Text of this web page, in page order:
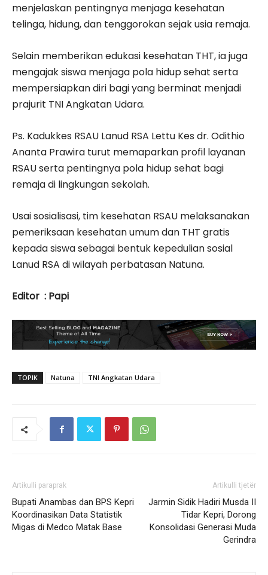
menjelaskan pentingnya menjaga kesehatan
telinga, hidung, dan tenggorokan sejak usia remaja.
Selain memberikan edukasi kesehatan THT, ia juga
mengajak siswa menjaga pola hidup sehat serta
mempersiapkan diri bagi yang berminat menjadi
prajurit TNI Angkatan Udara.
Ps. Kadukkes RSAU Lanud RSA Lettu Kes dr. Odithio
Ananta Prawira turut memaparkan profil layanan
RSAU serta pentingnya pola hidup sehat bagi
remaja di lingkungan sekolah.
Usai sosialisasi, tim kesehatan RSAU melaksanakan
pemeriksaan kesehatan umum dan THT gratis
kepada siswa sebagai bentuk kepedulian sosial
Lanud RSA di wilayah perbatasan Natuna.
Editor : Papi
TOPIK Natuna TNI Angkatan Udara
Artikulli paraprak
Bupati Anambas dan BPS Kepri
Koordinasikan Data Statistik
Migas di Medco Matak Base
Artikulli tjetër
Jarmin Sidik Hadiri Musda II
Tidar Kepri, Dorong
Konsolidasi Generasi Muda
Gerindra